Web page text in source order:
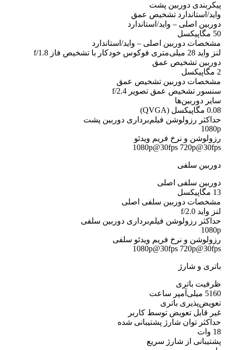
پیکربندی دوربین پشت
واید/استاندارد تشخیص عمق
دوربین اصلی – واید/استاندارد
50 مگاپیکسل
مشخصات دوربین اصلی – واید/استاندارد
لنز واید 28 میلی‌متری فوکوس خودکار با تشخیص فاز f/1.8
دوربین تشخیص عمق
2 مگاپیکسل
مشخصات دوربین تشخیص عمق
سنسور تشخیص عمق تصویر f/2.4
سایر دوربین‌ها
0.08 مگاپیکسل (QVGA)
حداکثر رزولوشن فیلم‌برداری دوربین‌ پشت
1080p
رزولوشن و نرخ فریم ویدئو
1080p@30fps 720p@30fps
دوربین سلفی
دوربین سلفی اصلی
13 مگاپیکسل
مشخصات دوربین سلفی اصلی
لنز واید f/2.0
حداکثر رزولوشن فیلم‌برداری دوربین‌ سلفی
1080p
رزولوشن و نرخ فریم ویدئو سلفی
1080p@30fps 720p@30fps
باتری و شارژ
ظرفیت باتری
5160 میلی‌آمپر ساعت
تعویض‌پذیری باتری
غیر قابل تعویض توسط کاربر
حداکثر توان شارژ پشتیبانی شده
18 وات
پشتیبانی از شارژ سریع